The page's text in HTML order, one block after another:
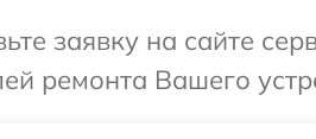
заявку на сайте
ремонта Вашего